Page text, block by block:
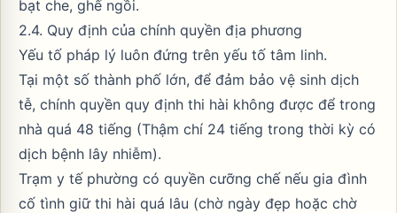
bạt che, ghế ngồi.
2.4. Quy định của chính quyền địa phương
Yếu tố pháp lý luôn đứng trên yếu tố tâm linh.
Tại một số thành phố lớn, để đảm bảo vệ sinh dịch
tễ, chính quyền quy định thi hài không được để trong
nhà quá 48 tiếng (Thậm chí 24 tiếng trong thời kỳ có
dịch bệnh lây nhiễm).
Trạm y tế phường có quyền cưỡng chế nếu gia đình
cố tình giữ thi hài quá lâu (chờ ngày đẹp hoặc chờ